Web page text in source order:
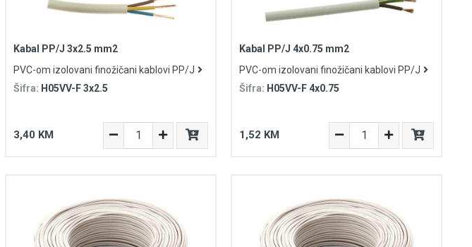
Kabal PP/J 3x2.5 mm2
PVC-om izolovani finožičani kablovi PP/J
Šifra: H05VV-F 3x2.5
3,40 KM
Kabal PP/J 4x0.75 mm2
PVC-om izolovani finožičani kablovi PP/J
Šifra: H05VV-F 4x0.75
1,52 KM